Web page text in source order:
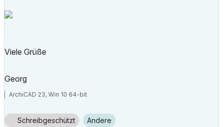
Viele Grüße
Georg
ArchiCAD 23, Win 10 64-bit
Schreibgeschützt Andere